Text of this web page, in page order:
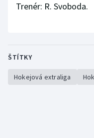
Trenér: R. Svoboda.
ŠTÍTKY
Hokejová extraliga